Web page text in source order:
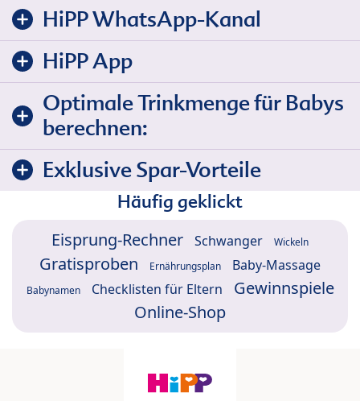
HiPP WhatsApp-Kanal
HiPP App
Optimale Trinkmenge für Babys
berechnen:
Exklusive Spar-Vorteile
Häufig geklickt
Eisprung-Rechner Schwanger Wickeln
Gratisproben Ernährungsplan Baby-Massage
Babynamen Checklisten für Eltern
Gewinnspiele
Online-Shop